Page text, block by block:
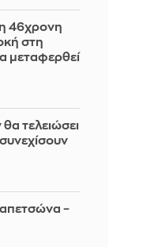
46χρονη
στη
μεταφερθεί
τελειώσει
–